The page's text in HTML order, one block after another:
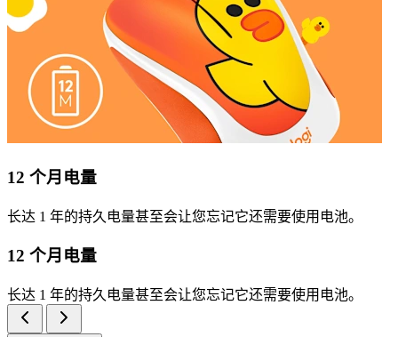
12 个月电量
长达 1 年的持久电量甚至会让您忘记它还需要使用电池。
12 个月电量
长达 1 年的持久电量甚至会让您忘记它还需要使用电池。